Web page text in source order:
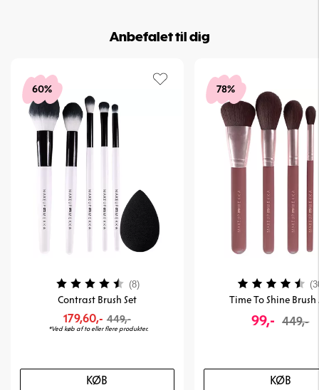
Anbefalet til dig
60%
Contrast Brush Set
179,60,- 449,-
*Ved køb af to eller flere produkter.
KØB
Vurdering: (8)4.1 ud af 5 stjerner
78%
Time To Shine Brush
99,- 449,-
KØB
Vurdering: